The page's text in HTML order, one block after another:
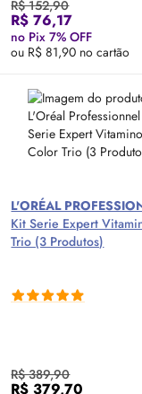
R$ 152,90
R$ 76,17
no Pix 7% OFF
ou R$ 81,90 no cartão
L'ORÉAL
Kit Serie Expert
Trio (3 Produtos)
R$ 389,90
R$ 379,70